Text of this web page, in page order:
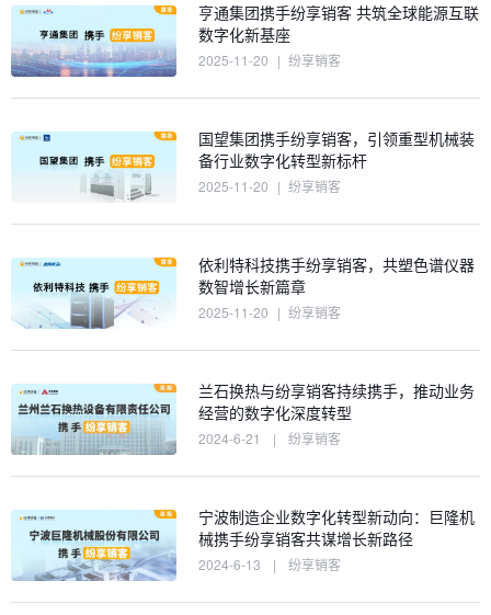
亨通集团携手纷享销客 共筑全球能源互联
数字化新基座
2025-11-20 | 纷享销客
国望集团携手纷享销客，引领重型机械装
备行业数字化转型新标杆
2025-11-20 | 纷享销客
依利特科技携手纷享销客，共塑色谱仪器
数智增长新篇章
2025-11-20 | 纷享销客
兰石换热与纷享销客持续携手，推动业务
经营的数字化深度转型
2024-6-21 | 纷享销客
宁波制造企业数字化转型新动向：巨隆机
械携手纷享销客共谋增长新路径
2024-6-13 | 纷享销客